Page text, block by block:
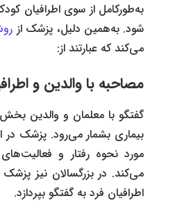
به‌طور‌کامل از سوی اطرافیان
شود. به‌همین‌ دلیل، پزشک از
می‌کند که عبارتند از:
مصاحبه با والدین و
گفتگو با معلمان و والدین
بیماری بشمار می‌رود. پزشک در
مورد نحوه رفتار و
می‌کند. در بزرگسالان نیز
اطرافیان فرد به گفتگو بپردازد.